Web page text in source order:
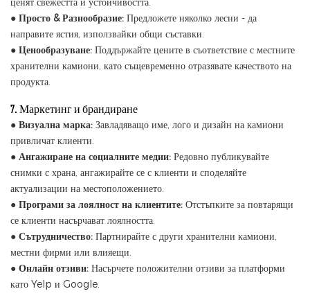
● Просто & Разнообразие: Предложете няколко лесни - да
направите ястия, използвайки общи съставки.
● Ценообразуване: Поддържайте цените в съответствие с местните
хранителни камиони, като същевременно отразявате качеството на
продукта.
7. Маркетинг и брандиране
● Визуална марка: Завладяващо име, лого и дизайн на камиони
привличат клиенти.
● Ангажиране на социалните медии: Редовно публикувайте
снимки с храна, ангажирайте се с клиенти и споделяйте
актуализации на местоположението.
● Програми за лоялност на клиентите: Отстъпките за повтарящи
се клиенти насърчават лоялността.
● Сътрудничество: Партнирайте с други хранителни камиони,
местни фирми или влияещи.
● Онлайн отзиви: Насърчете положителни отзиви за платформи
като Yelp и Google.